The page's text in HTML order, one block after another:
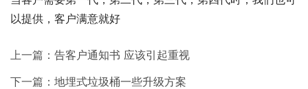
以提供，客户满意就好
上一篇： 告客户通知书 应该引起重视
下一篇： 地埋式垃圾桶一些升级方案